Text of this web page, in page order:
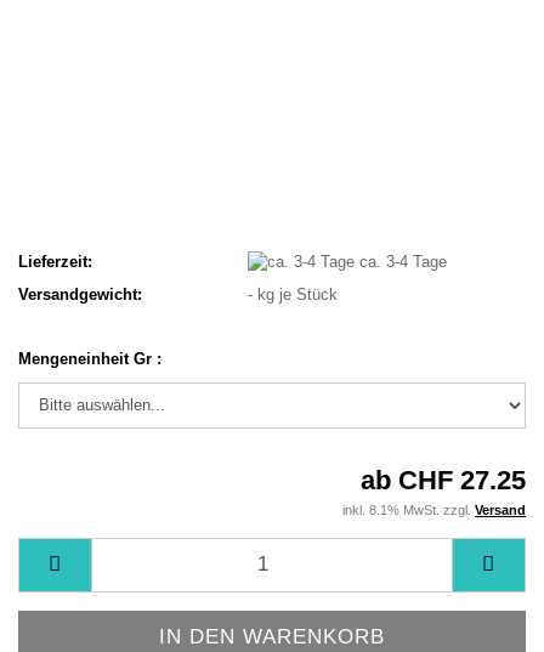
Lieferzeit:
ca. 3-4 Tage
Versandgewicht:
- kg je Stück
Mengeneinheit Gr :
ab CHF 27.25
inkl. 8.1% MwSt. zzgl. Versand